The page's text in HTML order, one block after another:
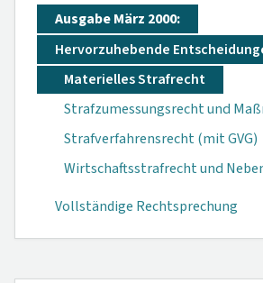
Ausgabe März 2000:
Hervorzuhebende
Materielles Strafrecht
Strafzumessungsrecht und
Strafverfahrensrecht (mit GVG)
Wirtschaftsstrafrecht und
Vollständige Rechtsprechung